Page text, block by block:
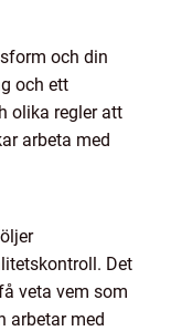
och din
och ett
olika regler att
arbeta med
Det
veta vem som
arbetar med